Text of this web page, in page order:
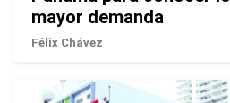
mayor demanda
Félix Chávez